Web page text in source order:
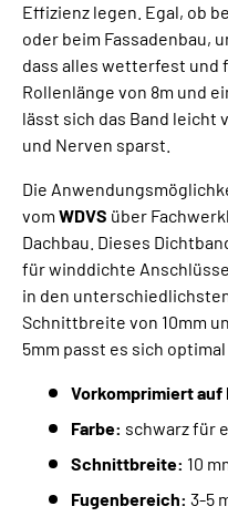
Effizienz legen. Egal, ob
oder beim Fassadenbau,
dass alles wetterfest und
Rollenlänge von 8m und
lässt sich das Band leicht
und Nerven sparst.
Die
vom WDVS über
Dachbau. Dieses
für winddichte
in den
Schnittbreite von 10mm
5mm passt es sich
Vorkomprimiert auf
Farbe: schwarz für
Schnittbreite: 10
Fugenbereich: 3-5